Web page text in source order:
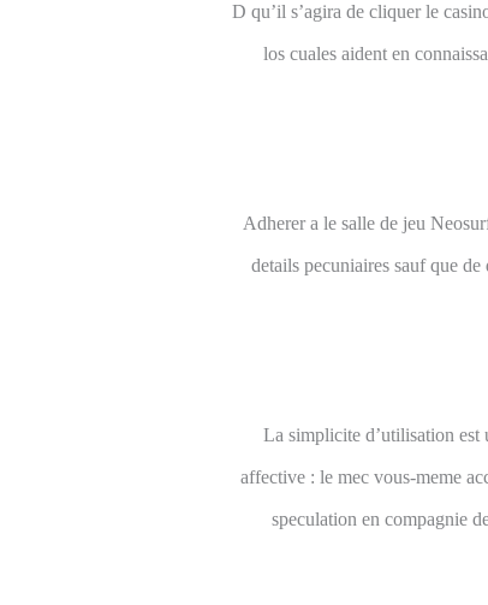
D qu’il s’agira de cliquer le
los cuales aident en
Adherer a le salle de jeu
details pecuniaires sauf que
La simplicite d’utilisation est
affective : le mec vous-meme
speculation en compagnie